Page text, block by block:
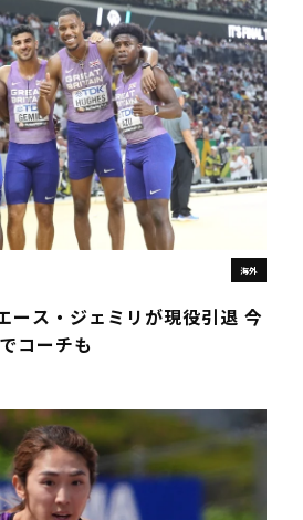
海外
ース・ジェミリが現役引退 今
コーチも